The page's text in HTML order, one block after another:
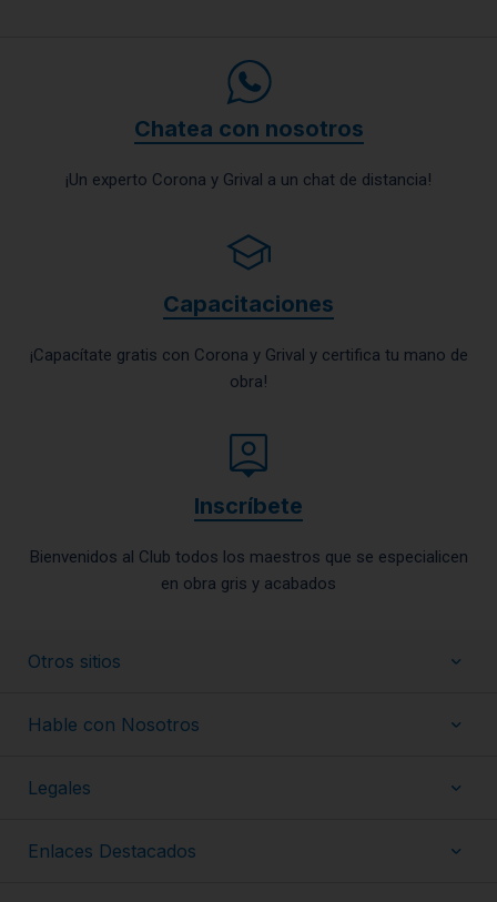
Chatea con nosotros
¡Un experto Corona y Grival a un chat de distancia!
Capacitaciones
¡Capacítate gratis con Corona y Grival y certifica tu mano de
obra!
Inscríbete
Bienvenidos al Club todos los maestros que se especialicen
en obra gris y acabados
Otros sitios
Hable con Nosotros
Legales
Enlaces Destacados